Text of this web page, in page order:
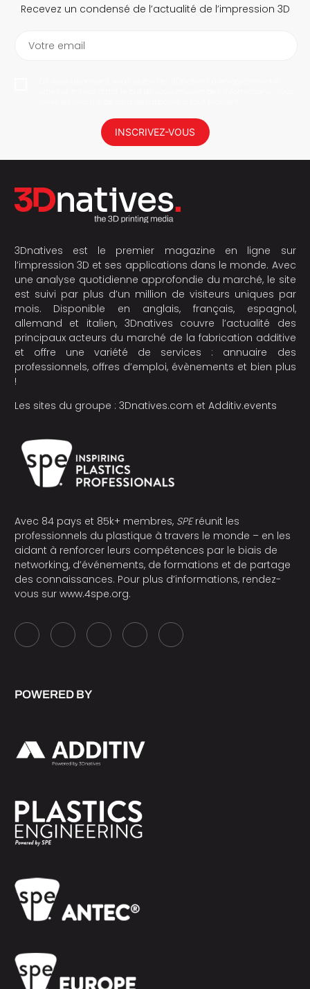
Recevez un condensé de l’actualité de l’impression 3D
Votre email
INSCRIVEZ-VOUS
3Dnatives est le premier magazine en ligne sur
l’impression 3D et ses applications dans le monde. Avec
une analyse quotidienne approfondie du marché, le site
est suivi par plus d’un million de visiteurs uniques par
mois. Disponible en anglais, français, espagnol,
allemand et italien, 3Dnatives couvre l’actualité des
principaux acteurs du marché de la fabrication additive
et offre une variété de services : annuaire des
professionnels, offres d’emploi, évènements et bien plus
!
Les sites du groupe : 3Dnatives.com et Additiv.events
Avec 84 pays et 85k+ membres, SPEréunit les
professionnels du plastique à travers le monde – en les
aidant à renforcer leurs compétences par le biais de
networking, d’événements, de formations et de partage
des connaissances. Pour plus d’informations, rendez-
vous sur www.4spe.org.
POWERED BY